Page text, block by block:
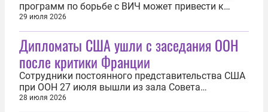
программ по борьбе с ВИЧ может привести к
новому всплеску эпидемии в мире, сообщается в
докладе Объединенной программы ООН по ВИЧ/
СПИД (UNAIDS). В обнародованном документе
аналитики международной организации
подчеркнули, что с 2024 по 2025 год объемы...
29 июля 2026
Дипломаты США ушли с заседания ООН
после критики Франции
Сотрудники постоянного представительства США
при ООН 27 июля вышли из зала Совета
Безопасности всемирной организации в ходе
28 июля 2026